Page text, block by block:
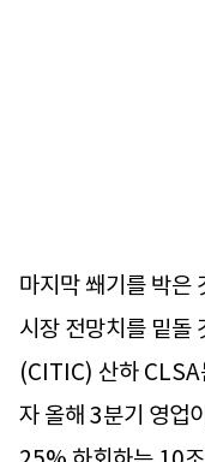
마지막 쐐기를 박은
시장 전망치를 밑돌
(CITIC) 산하 CLSA
자 올해 3분기 영업